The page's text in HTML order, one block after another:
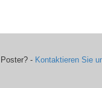
- Kontaktieren Sie